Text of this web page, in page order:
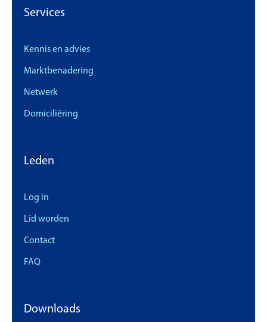
Services
Kennis en advies
Marktbenadering
Netwerk
Domiciliëring
Leden
Log in
Lid worden
Contact
FAQ
Downloads